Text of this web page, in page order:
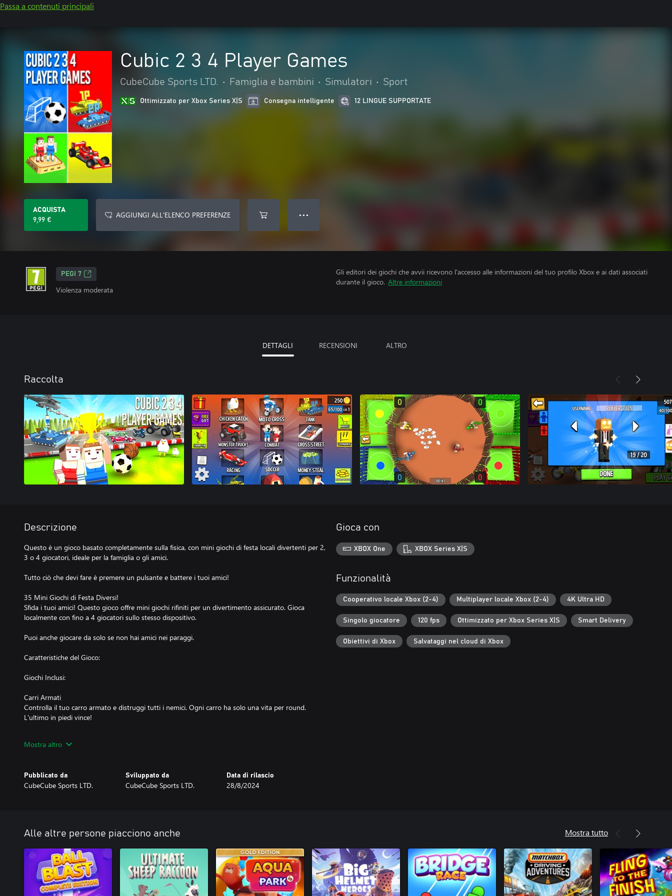
Passa a contenuti principali
Cubic 2 3 4 Player Games
CubeCube Sports LTD. • Famiglia e bambini • Simulatori • Sport
Ottimizzato per Xbox Series X|S Consegna intelligente 12 LINGUE SUPPORTATE
ACQUISTA
9,99 €
AGGIUNGI ALL'ELENCO PREFERENZE ● ● ●
PEGI 7
Violenza moderata
Gli editori dei giochi che avvii ricevono l'accesso alle informazioni del tuo profilo Xbox e ai dati associati
durante il gioco. Altre informazioni
DETTAGLI RECENSIONI ALTRO
Raccolta
Descrizione
Questo è un gioco basato completamente sulla fisica, con mini giochi di festa locali divertenti per 2,
3 o 4 giocatori, ideale per la famiglia o gli amici.
Tutto ciò che devi fare è premere un pulsante e battere i tuoi amici!
35 Mini Giochi di Festa Diversi!
Sfida i tuoi amici! Questo gioco offre mini giochi rifiniti per un divertimento assicurato. Gioca
localmente con fino a 4 giocatori sullo stesso dispositivo.
Puoi anche giocare da solo se non hai amici nei paraggi.
Caratteristiche del Gioco:
Giochi Inclusi:
Carri Armati
Controlla il tuo carro armato e distruggi tutti i nemici. Ogni carro ha solo una vita per round.
L'ultimo in piedi vince!
Nasconditi dietro le casse e colpisci gli avversari. I fucili hanno attaccato il laser per l’assistenza alla
Calcio
Battere i tuoi amici in un divertente gioco di calcio!
Sii il più veloce.
Monster Trucks
Schiaccia tutto e raggiungi il traguardo.
Motocross
Sii il più veloce per vincere.
Mostra altro
Pubblicato da
CubeCube Sports LTD.
Sviluppato da
CubeCube Sports LTD.
Data di rilascio
28/8/2024
Gioca con
XBOX One XBOX Series X|S
Funzionalità
Cooperativo locale Xbox (2-4) Multiplayer locale Xbox (2-4) 4K Ultra HD
Singolo giocatore 120 fps Ottimizzato per Xbox Series X|S Smart Delivery
Obiettivi di Xbox Salvataggi nel cloud di Xbox
Alle altre persone piacciono anche Mostra tutto